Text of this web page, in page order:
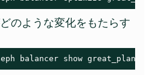
のような変化をもたらす
balancer show great_plan